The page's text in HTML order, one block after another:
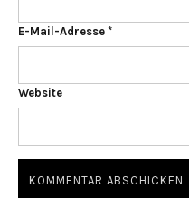
E-Mail-Adresse *
Website